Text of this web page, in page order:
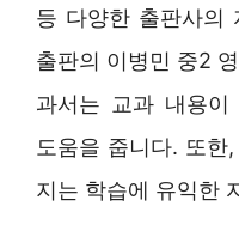
등 다양한 출판사의
출판의 이병민 중2
과서는 교과 내용
도움을 줍니다. 또
지는 학습에 유익한